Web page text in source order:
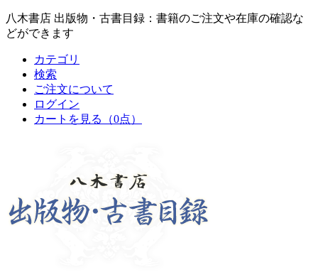
八木書店 出版物・古書目録：書籍のご注文や在庫の確認な
どができます
カテゴリ
検索
ご注文について
ログイン
カートを見る
（0点）